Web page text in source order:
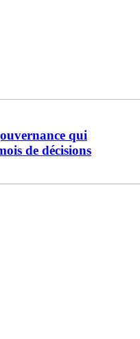
qui
de décisions